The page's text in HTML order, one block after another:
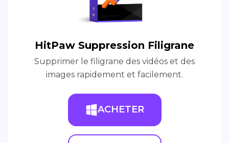
HitPaw Suppression Filigrane
Supprimer le filigrane des vidéos et des
images rapidement et facilement.
ACHETER